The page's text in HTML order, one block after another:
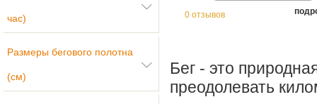
час)
Размеры бегового полотна
(см)
0 отзывов
Бег - это
преодолевать